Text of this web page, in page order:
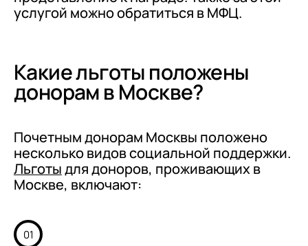
услугой можно обратиться в МФЦ.
Какие льготы положены
донорам в Москве?
Почетным донорам Москвы положено
несколько видов социальной поддержки.
Льготыдля доноров, проживающих в
Москве, включают:
01